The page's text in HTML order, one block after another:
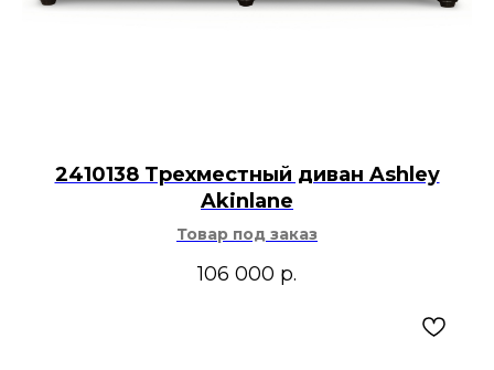
2410138 Трехместный диван Ashley
Akinlane
Товар под заказ
106 000 р.